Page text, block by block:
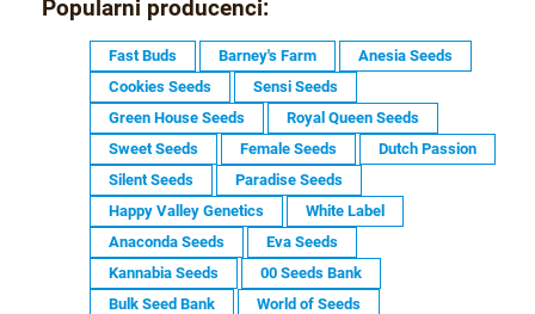
Popularni producenci:
Fast Buds Barney's Farm
Anesia Seeds
Cookies Seeds
Sensi Seeds
Green House Seeds
Royal Queen Seeds
Sweet Seeds
Female Seeds
Dutch Passion
Silent Seeds
Paradise Seeds
Happy Valley Genetics
White Label
Anaconda Seeds
Eva Seeds
Kannabia Seeds
00 Seeds Bank
Bulk Seed Bank
World of Seeds